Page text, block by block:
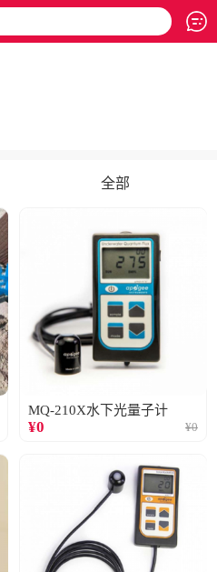
全部
MQ-210X水下光量子计
¥0 ¥0